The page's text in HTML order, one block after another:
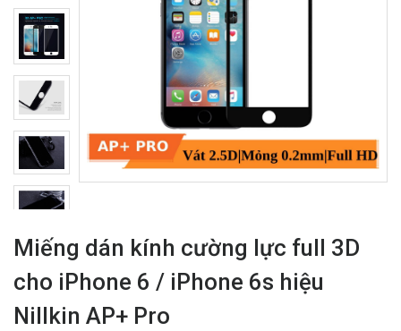
Miếng dán kính cường lực full 3D
cho iPhone 6 / iPhone 6s hiệu
Nillkin AP+ Pro